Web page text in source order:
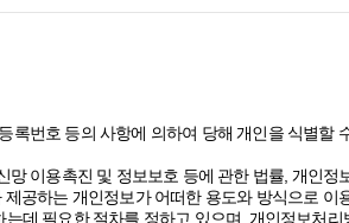
번호 등의 사항에 의하여 당해 개인을 식별
이용촉진 및 정보보호 등에 관한 법률, 개인
공하는 개인정보가 어떠한 용도와 방식으로
데 필요한 절차를 정하고 있으며, 개인정보처